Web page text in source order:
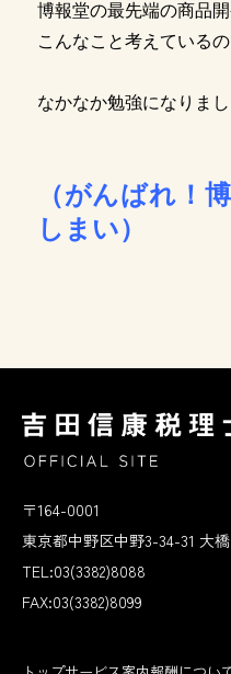
博報堂の最先端の商品
こんなこと考えているの
なかなか勉強になりまし
（がんばれ！
しまい）
〒164-0001
東京都中野区中野3-34-31 大
TEL:03(3382)8088
FAX:03(3382)8099